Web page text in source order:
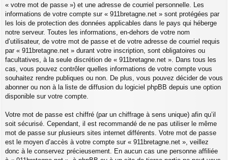
« votre mot de passe ») et une adresse de courriel personnelle. Les
informations de votre compte sur « 911bretagne.net » sont protégées par
les lois de protection des données applicables dans le pays qui héberge
notre serveur. Toutes les informations, en-dehors de votre nom
d’utilisateur, de votre mot de passe et de votre adresse de courriel requis
par « 911bretagne.net » durant votre inscription, sont obligatoires ou
facultatives, à la seule discrétion de « 911bretagne.net ». Dans tous les
cas, vous pouvez contrôler quelles informations de votre compte vous
souhaitez rendre publiques ou non. De plus, vous pouvez décider de vous
abonner ou non à la liste de diffusion du logiciel phpBB depuis une option
disponible sur votre compte.
Votre mot de passe est chiffré (par un chiffrage à sens unique) afin qu’il
soit sécurisé. Cependant, il est recommandé de ne pas utiliser le même
mot de passe sur plusieurs sites internet différents. Votre mot de passe
est le moyen d’accès à votre compte sur « 911bretagne.net », veillez
donc à le conservez précieusement. En aucun cas une personne affiliée